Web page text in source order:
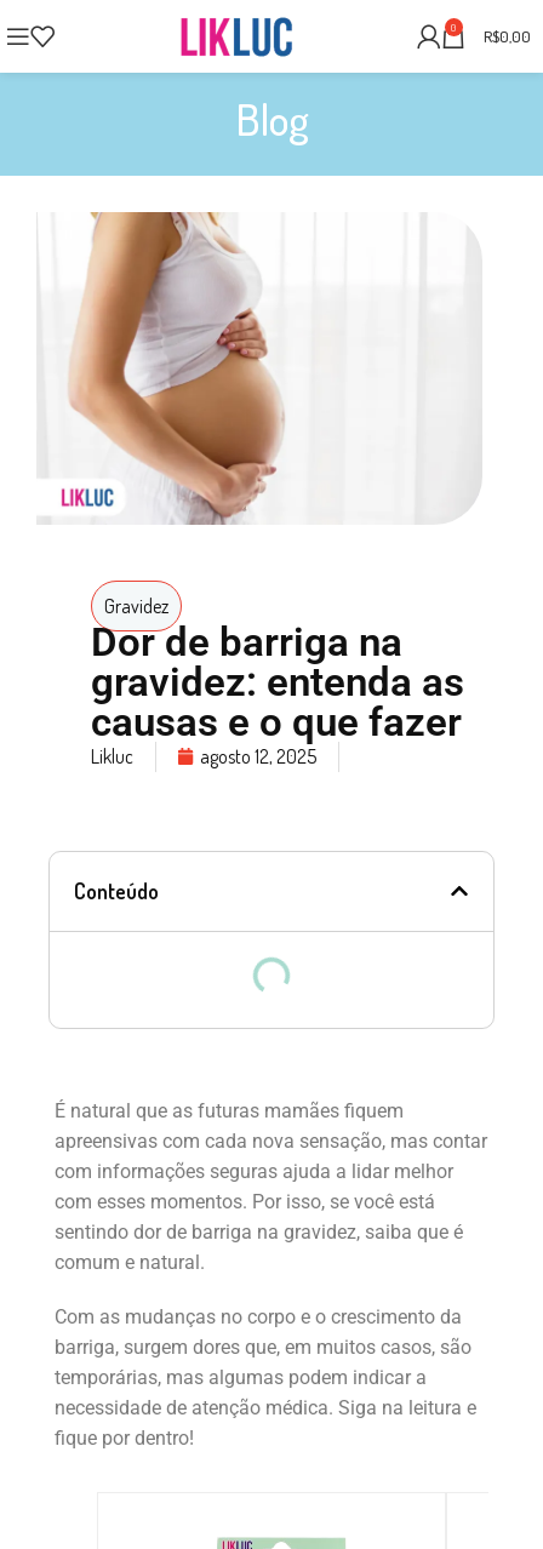
0 R$0,00
Blog
Gravidez
Dor de barriga na
gravidez: entenda as
causas e o que fazer
Likluc agosto 12, 2025
Conteúdo
É natural que as futuras mamães fiquem
apreensivas com cada nova sensação, mas contar
com informações seguras ajuda a lidar melhor
com esses momentos. Por isso, se você está
sentindo dor de barriga na gravidez, saiba que é
comum e natural.
Com as mudanças no corpo e o crescimento da
barriga, surgem dores que, em muitos casos, são
temporárias, mas algumas podem indicar a
necessidade de atenção médica. Siga na leitura e
fique por dentro!